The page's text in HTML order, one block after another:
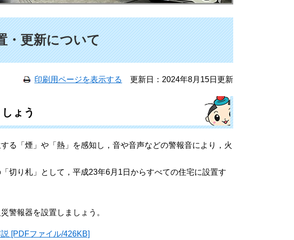
・更新について
印刷用ページを表示する 更新日：2024年8月15日更新
ょう
る「煙」や「熱」を感知し，音や音声などの警報音により，火
切り札」として，平成23年6月1日からすべての住宅に設置す
警報器を設置しましょう。
[PDFファイル/426KB]